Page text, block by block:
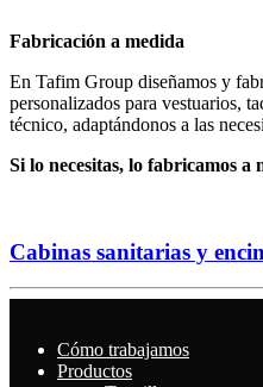
Fabricación a medida
En Tafim Group diseñamos y
personalizados para vestuarios,
técnico, adaptándonos a las
Si lo necesitas, lo fabricamos a
Cabinas sanitarias y
Cómo trabajamos
Productos